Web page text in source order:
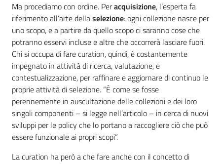
Ma procediamo con ordine. Peracquisizione, l’esperta fa
riferimento all’arte dellaselezione: ogni collezione nasce per
uno scopo, e a partire da quello scopo ci saranno cose che
potranno esservi incluse e altre che occorrerà lasciare fuori.
Chi si occupa di fare curation, quindi, è costantemente
impegnato in attività di ricerca, valutazione, e
contestualizzazione, per raffinare e aggiornare di continuo le
proprie attività di selezione. “È come se fosse
perennemente in auscultazione delle collezioni e dei loro
singoli componenti – si legge nell’articolo – in cerca di nuovi
sviluppi per le policy che lo portano a raccogliere ciò che può
essere funzionale ai propri scopi”.
La curation ha però a che fare anche con il concetto di